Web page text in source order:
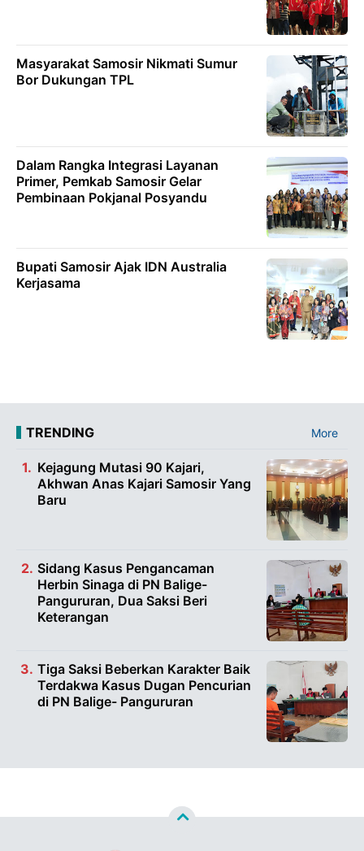
Masyarakat Samosir Nikmati Sumur
Bor Dukungan TPL
Dalam Rangka Integrasi Layanan
Primer, Pemkab Samosir Gelar
Pembinaan Pokjanal Posyandu
Bupati Samosir Ajak IDN Australia
Kerjasama
TRENDING More
Kejagung Mutasi 90 Kajari,
Akhwan Anas Kajari Samosir Yang
Baru
Sidang Kasus Pengancaman
Herbin Sinaga di PN Balige-
Pangururan, Dua Saksi Beri
Keterangan
Tiga Saksi Beberkan Karakter Baik
Terdakwa Kasus Dugan Pencurian
di PN Balige- Pangururan